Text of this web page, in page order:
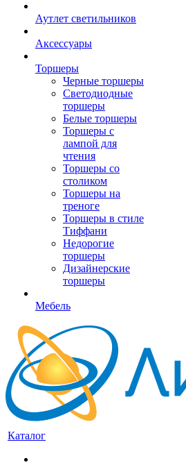
Аутлет светильников
Аксессуары
Торшеры
Черные торшеры
Светодиодные
торшеры
Белые торшеры
Торшеры с
лампой для
чтения
Торшеры со
столиком
Торшеры на
треноге
Торшеры в стиле
Тиффани
Недорогие
торшеры
Дизайнерские
торшеры
Мебель
Каталог